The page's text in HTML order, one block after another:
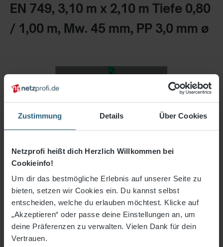
Zustimmung Details Über Cookies
Netzprofi heißt dich Herzlich Willkommen bei
Cookieinfo!
Um dir das bestmögliche Erlebnis auf unserer Seite zu
bieten, setzen wir Cookies ein. Du kannst selbst
entscheiden, welche du erlauben möchtest. Klicke auf
„Akzeptieren“ oder passe deine Einstellungen an, um
deine Präferenzen zu verwalten. Vielen Dank für dein
Vertrauen.
EN 749, 3,10 m x 2,10 m Tiefe 0,80
/ 1,00 m, Mw. 45 mm, PP 3,0 mm ø
76,12 €*